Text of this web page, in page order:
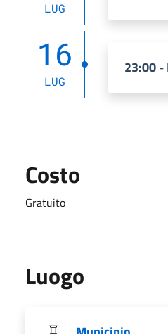
LUG
16
LUG
23:00 -
Costo
Gratuito
Luogo